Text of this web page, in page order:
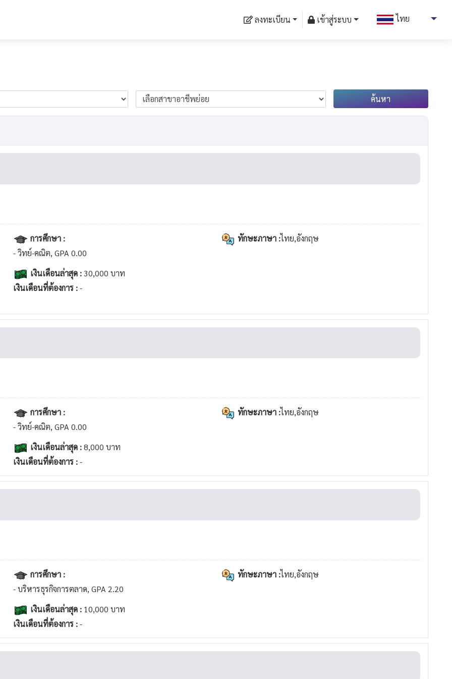
ลงทะเบียน เข้าสู่ระบบ ไทย
ค้นหา
การศึกษา :
- วิทย์-คณิต, GPA 0.00
ทักษะภาษา :ไทย,อังกฤษ
เงินเดือนล่าสุด :30,000 บาท
เงินเดือนที่ต้องการ :-
การศึกษา :
- วิทย์-คณิต, GPA 0.00
ทักษะภาษา :ไทย,อังกฤษ
เงินเดือนล่าสุด :8,000 บาท
เงินเดือนที่ต้องการ :-
การศึกษา :
- บริหารธุรกิจการตลาด, GPA 2.20
ทักษะภาษา :ไทย,อังกฤษ
เงินเดือนล่าสุด : 10,000 บาท
เงินเดือนที่ต้องการ :-